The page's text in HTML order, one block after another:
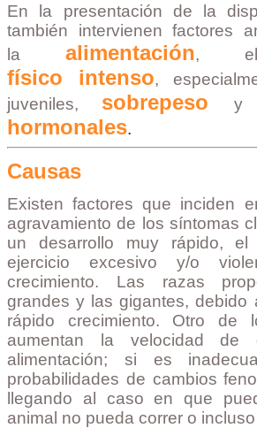
En la presentación de la
también intervienen factores
la
alimentación, el
físico intenso,
juveniles,
sobrepeso y
hormonales.
Causas
Existen factores que inciden
agravamiento de los síntomas
un desarrollo muy rápido, el
ejercicio excesivo y/o
crecimiento. Las razas
grandes y las gigantes,
rápido crecimiento. Otro de
aumentan la velocidad de
alimentación; si es
probabilidades de cambios
llegando al caso en que
animal no pueda correr o